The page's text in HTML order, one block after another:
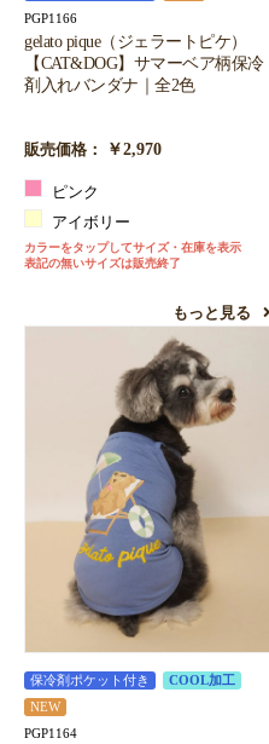
PGP1166
gelato pique（ジェラートピケ）
【CAT&DOG】サマーベア柄保冷
剤入れバンダナ｜全2色
販売価格： ￥2,970
ピンク
アイボリー
カラーをタップしてサイズ・在庫を表示
表記の無いサイズは販売終了
もっと見る
保冷剤ポケット付き
COOL加工
NEW
PGP1164